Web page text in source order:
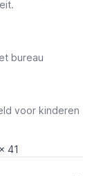
bureau
voor kinderen
41